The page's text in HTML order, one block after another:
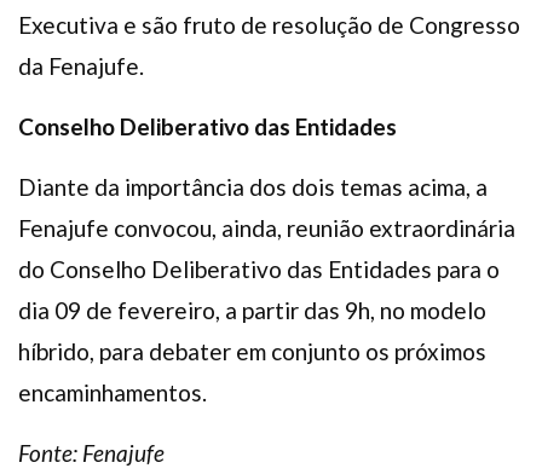
Executiva e são fruto de resolução de Congresso
da Fenajufe.
Conselho Deliberativo das Entidades
Diante da importância dos dois temas acima, a
Fenajufe convocou, ainda, reunião extraordinária
do Conselho Deliberativo das Entidades para o
dia 09 de fevereiro, a partir das 9h, no modelo
híbrido, para debater em conjunto os próximos
encaminhamentos.
Fonte: Fenajufe